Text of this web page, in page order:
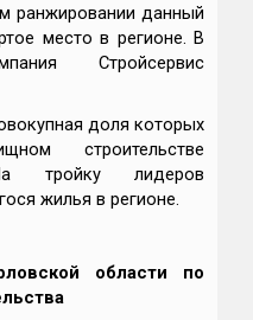
ранжировании данный
место в регионе. В
Стройсервис
доля которых
строительстве
тройку лидеров
жилья в регионе.
области по